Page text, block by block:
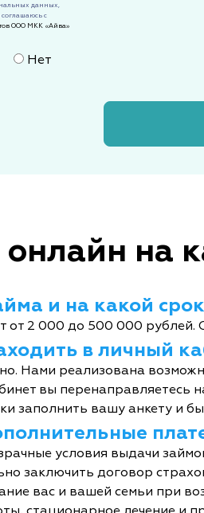
данных,
с
ООО МКК «Айва»
Нет
на
и на какой
от 2 000 до 500 000 рублей.
в личный
Нами реализована
вы перенаправляетесь
заполнить вашу анкету и
условия выдачи
заключить договор
вас и вашей семьи при